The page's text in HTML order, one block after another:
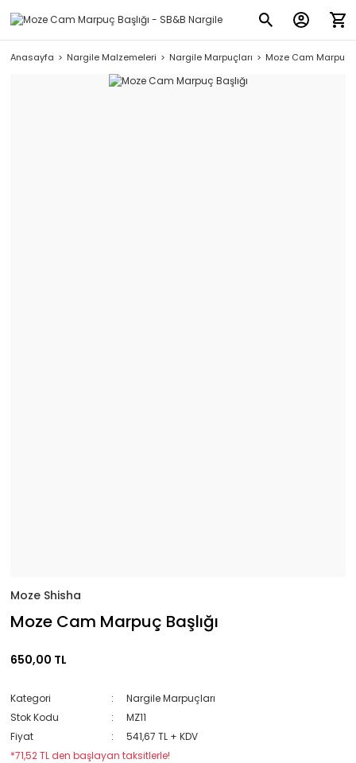
Anasayfa Nargile Malzemeleri Nargile Marpuçları Moze Cam Marpuç
Moze Shisha
Moze Cam Marpuç Başlığı
650,00 TL
Kategori
Nargile Marpuçları
Stok Kodu
MZ11
Fiyat
541,67 TL + KDV
*71,52 TL den başlayan taksitlerle!